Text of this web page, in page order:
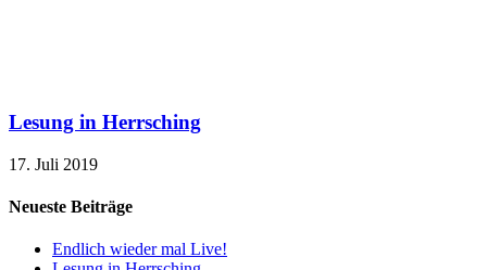
Lesung in Herrsching
17. Juli 2019
Neueste Beiträge
Endlich wieder mal Live!